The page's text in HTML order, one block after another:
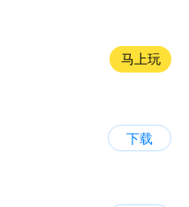
马上玩
下载